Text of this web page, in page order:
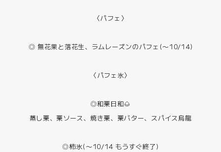
〈パフェ〉
◎ 無花果と落花生、ラムレーズンのパフェ(〜10/14)
〈パフェ氷〉
◎和栗日和🌰
蒸し栗、栗ソース、焼き栗、栗バター、スパイス烏龍
◎柿氷(〜10/14 もうすぐ終了)